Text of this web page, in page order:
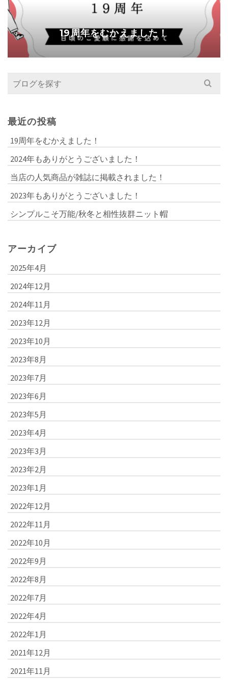
19周年をむかえました！
Search
for:
最近の投稿
19周年をむかえました！
2024年もありがとうございました！
当店の人気商品が雑誌に掲載されました！
2023年もありがとうございました！
シンプルこそ万能/秋冬と相性抜群ニット帽
アーカイブ
2025年4月
2024年12月
2024年11月
2023年12月
2023年10月
2023年8月
2023年7月
2023年6月
2023年5月
2023年4月
2023年3月
2023年2月
2023年1月
2022年12月
2022年11月
2022年10月
2022年9月
2022年8月
2022年7月
2022年4月
2022年1月
2021年12月
2021年11月